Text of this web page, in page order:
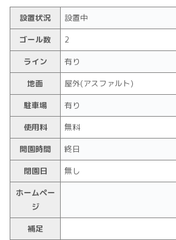
設置状況
設置中
ゴール数
2
ライン
有り
地面
屋外(アスファルト)
駐車場
有り
使用料
無料
開園時間
終日
閉園日
無し
ホームペー
ジ
補足